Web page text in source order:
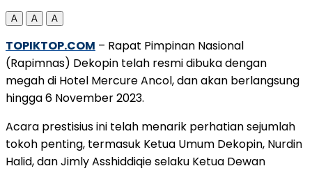
A A A
TOPIKTOP.COM – Rapat Pimpinan Nasional
(Rapimnas) Dekopin telah resmi dibuka dengan
megah di Hotel Mercure Ancol, dan akan berlangsung
hingga 6 November 2023.
Acara prestisius ini telah menarik perhatian sejumlah
tokoh penting, termasuk Ketua Umum Dekopin, Nurdin
Halid, dan Jimly Asshiddiqie selaku Ketua Dewan